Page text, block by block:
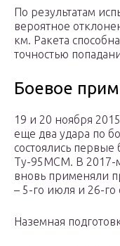
По результатам
вероятное
км. Ракета
точностью
Боевое
19 и 20 ноября
еще два удара по
состоялись первые
Ту-95МСМ. В 2017-
вновь применяли
– 5-го июля и 26-го
Наземная